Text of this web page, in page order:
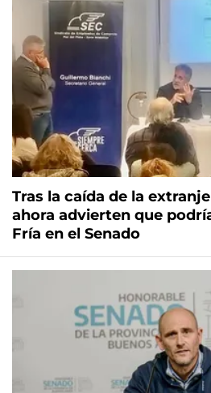
Tras la caída de la
ahora advierten que
Fría en el Senado